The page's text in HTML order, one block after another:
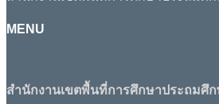
MENU
สำนักงานเขตพื้นที่การศึกษาประถมศึก